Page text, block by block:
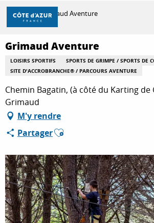
Aller
contenu
principal
DÉCOUVRIR
À FAIRE
SÉJOURNER
Accueil Grimaud Aventure
Grimaud Aventure
LOISIRS SPORTIFS
SPORTS DE GRIMPE / SPORTS DE
SITE D'ACCROBRANCHE® / PARCOURS AVENTURE
Chemin Bagatin, (à côté du Karting de
Grimaud
M'y rendre
PartagerAjouter aux favoris